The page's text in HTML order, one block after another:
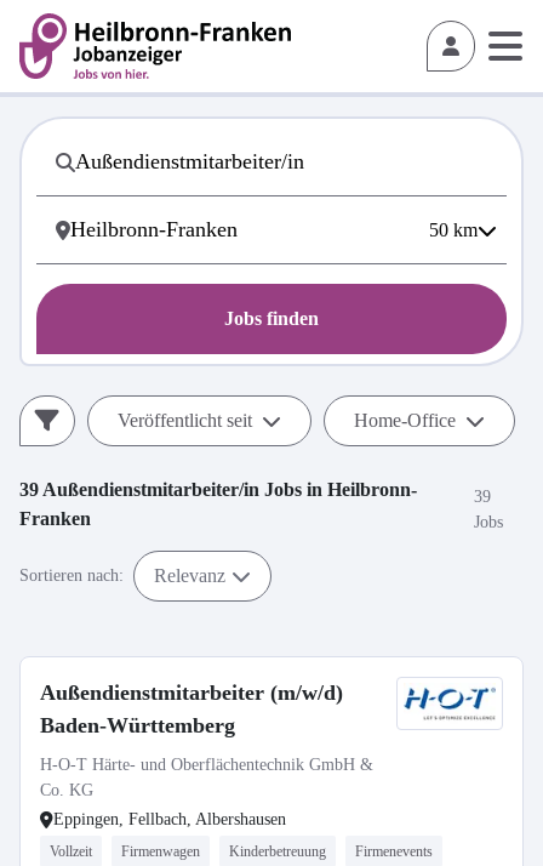
50 km
Jobs finden
Veröffentlicht seit Home-Office
39 Außendienstmitarbeiter/in Jobs in Heilbronn-
Franken
39
Jobs
Sortieren nach: Relevanz
Außendienstmitarbeiter (m/w/d)
Baden-Württemberg
H-O-T Härte- und Oberflächentechnik GmbH &
Co. KG
Eppingen, Fellbach, Albershausen
Vollzeit Firmenwagen Kinderbetreuung Firmenevents